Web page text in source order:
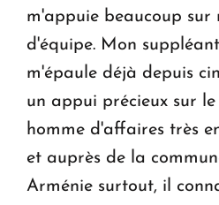
m'appuie beaucoup
d'équipe. Mon
m'épaule déjà depuis
un appui précieux sur
homme d'affaires très
et auprès de la
Arménie surtout, il